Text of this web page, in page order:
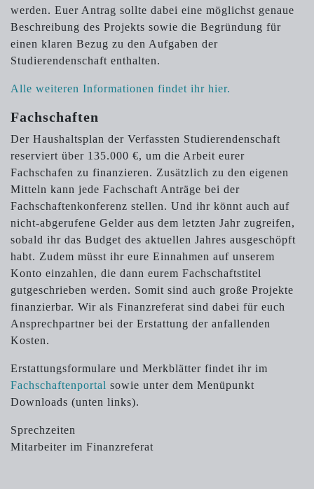
werden. Euer Antrag sollte dabei eine möglichst genaue
Beschreibung des Projekts sowie die Begründung für
einen klaren Bezug zu den Aufgaben der
Studierendenschaft enthalten.
Alle weiteren Informationen findet ihr hier.
Fachschaften
Der Haushaltsplan der Verfassten Studierendenschaft
reserviert über 135.000 €, um die Arbeit eurer
Fachschafen zu finanzieren. Zusätzlich zu den eigenen
Mitteln kann jede Fachschaft Anträge bei der
Fachschaftenkonferenz stellen. Und ihr könnt auch auf
nicht-abgerufene Gelder aus dem letzten Jahr zugreifen,
sobald ihr das Budget des aktuellen Jahres ausgeschöpft
habt. Zudem müsst ihr eure Einnahmen auf unserem
Konto einzahlen, die dann eurem Fachschaftstitel
gutgeschrieben werden. Somit sind auch große Projekte
finanzierbar. Wir als Finanzreferat sind dabei für euch
Ansprechpartner bei der Erstattung der anfallenden
Kosten.
Erstattungsformulare und Merkblätter findet ihr im
Fachschaftenportal sowie unter dem Menüpunkt
Downloads (unten links).
Sprechzeiten
Mitarbeiter im Finanzreferat